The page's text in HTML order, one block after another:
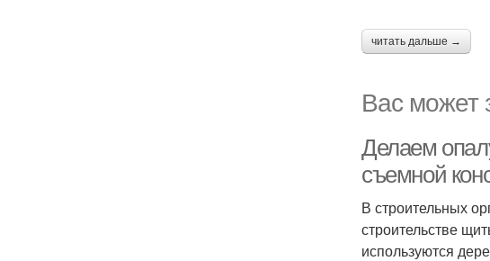
читать дальше →
Вас может
Делаем
съемной
В строительных
строительстве
используются